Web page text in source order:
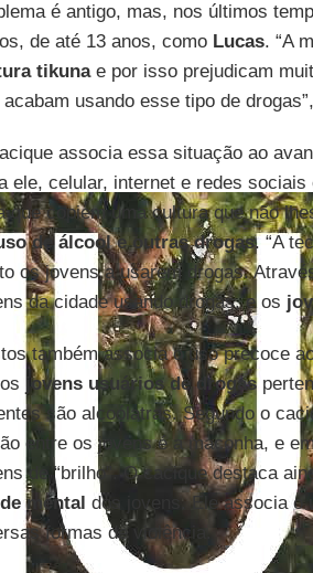
é antigo, mas, nos últimos
de até 13 anos, como Lucas. “A
tikunae por isso prejudicam
acabam usando esse tipo de
associa essa situação ao
ele, celular, internet e redes
que copiem uma cultura que não
de álcool e outras drogas. “A
os jovens a usarem drogas.
da cidade usando drogas, e os
também associa o uso precoce
jovens usuários de drogas
são alcoólatras. Segundo o
entre os jovens é a maconha, e
de “brilho”. O cacique destaca
mental dos jovens. Ele associa o
formas de violência.